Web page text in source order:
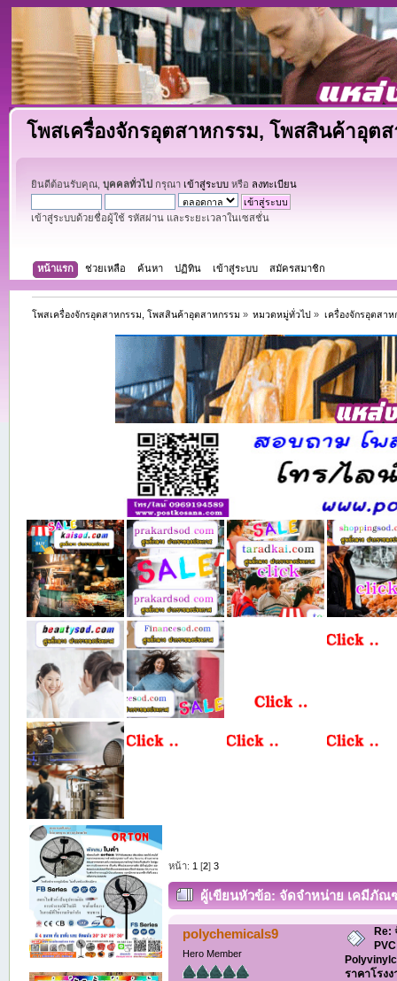
โพสเครื่องจักรอุตสาหกรรม, โพสสินค้าอุต
ยินดีต้อนรับคุณ, บุคคลทั่วไป กรุณา เข้าสู่ระบบหรือ ลงทะเบียน
เข้าสู่ระบบด้วยชื่อผู้ใช้ รหัสผ่าน และระยะเวลาในเซสชั่น
หน้าแรก ช่วยเหลือ ค้นหา ปฏิทิน เข้าสู่ระบบ สมัครสมาชิก
โพสเครื่องจักรอุตสาหกรรม, โพสสินค้าอุตสาหกรรม » หมวดหมู่ทั่วไป » เครื่องจักรอุตสา
หน้า: 1 [2] 3
ผู้เขียนหัวข้อ: จัดจำหน่าย เคมีภัณ
ราคาโรงงาน (อ่าน 1436 ครั้ง)
polychemicals9
Hero Member
Re:
ราคาโรง